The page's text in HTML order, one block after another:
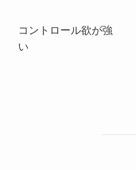
コントロール欲が強
い